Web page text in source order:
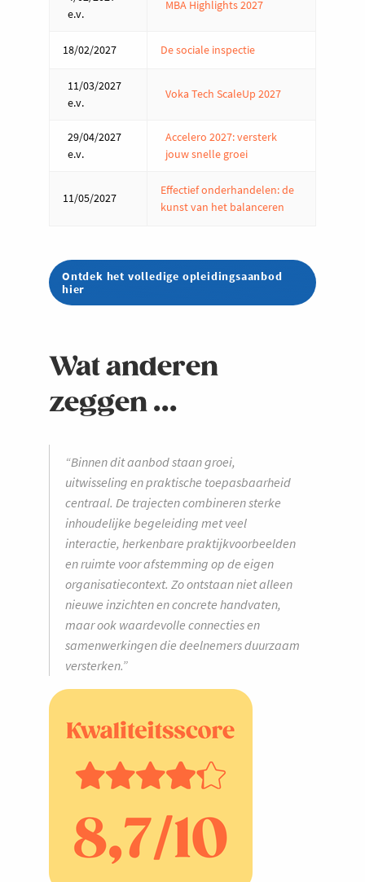
e.v.
MBA Highlights 2027
18/02/2027 De sociale inspectie
11/03/2027
e.v.
Voka Tech ScaleUp 2027
29/04/2027
e.v.
Accelero 2027: versterk
jouw snelle groei
11/05/2027
Effectief onderhandelen: de
kunst van het balanceren
Ontdek het volledige opleidingsaanbod
hier
Wat anderen
zeggen ...
“Binnen dit aanbod staan groei,
uitwisseling en praktische toepasbaarheid
centraal. De trajecten combineren sterke
inhoudelijke begeleiding met veel
interactie, herkenbare praktijkvoorbeelden
en ruimte voor afstemming op de eigen
organisatiecontext. Zo ontstaan niet alleen
nieuwe inzichten en concrete handvaten,
maar ook waardevolle connecties en
samenwerkingen die deelnemers duurzaam
versterken.”